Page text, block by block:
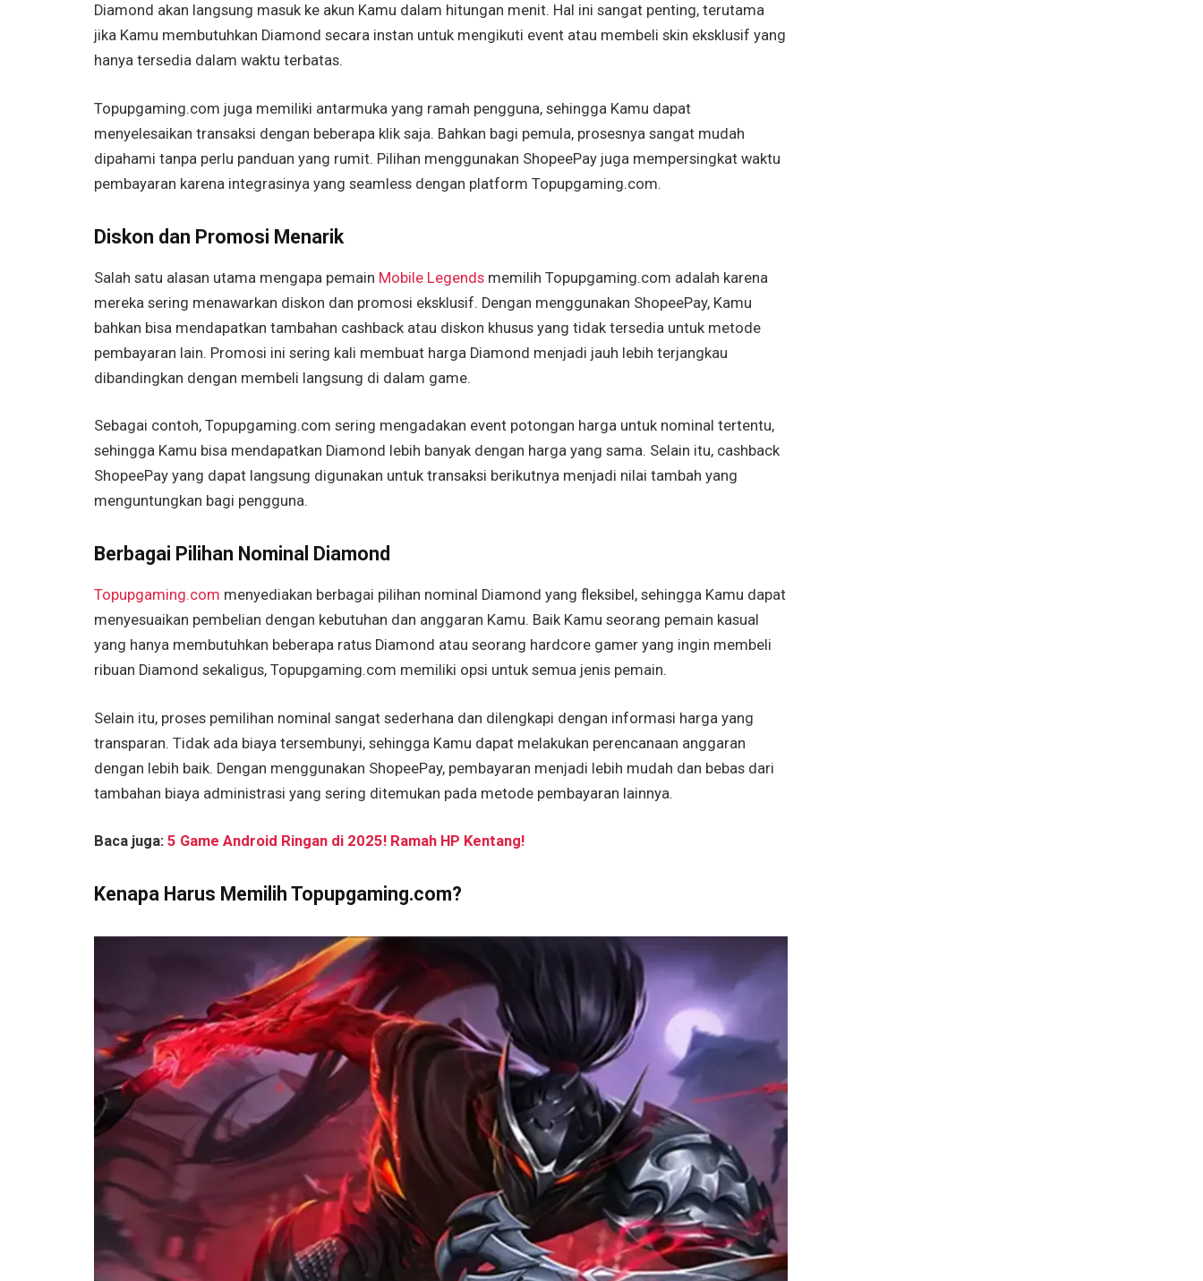
Diamond akan langsung masuk ke akun Kamu dalam hitungan menit. Hal ini sangat penting, terutama
jika Kamu membutuhkan Diamond secara instan untuk mengikuti event atau membeli skin eksklusif yang
hanya tersedia dalam waktu terbatas.
Topupgaming.com juga memiliki antarmuka yang ramah pengguna, sehingga Kamu dapat
menyelesaikan transaksi dengan beberapa klik saja. Bahkan bagi pemula, prosesnya sangat mudah
dipahami tanpa perlu panduan yang rumit. Pilihan menggunakan ShopeePay juga mempersingkat waktu
pembayaran karena integrasinya yang seamless dengan platform Topupgaming.com.
Diskon dan Promosi Menarik
Salah satu alasan utama mengapa pemain Mobile Legends memilih Topupgaming.com adalah karena
mereka sering menawarkan diskon dan promosi eksklusif. Dengan menggunakan ShopeePay, Kamu
bahkan bisa mendapatkan tambahan cashback atau diskon khusus yang tidak tersedia untuk metode
pembayaran lain. Promosi ini sering kali membuat harga Diamond menjadi jauh lebih terjangkau
dibandingkan dengan membeli langsung di dalam game.
Sebagai contoh, Topupgaming.com sering mengadakan event potongan harga untuk nominal tertentu,
sehingga Kamu bisa mendapatkan Diamond lebih banyak dengan harga yang sama. Selain itu, cashback
ShopeePay yang dapat langsung digunakan untuk transaksi berikutnya menjadi nilai tambah yang
menguntungkan bagi pengguna.
Berbagai Pilihan Nominal Diamond
Topupgaming.com menyediakan berbagai pilihan nominal Diamond yang fleksibel, sehingga Kamu dapat
menyesuaikan pembelian dengan kebutuhan dan anggaran Kamu. Baik Kamu seorang pemain kasual
yang hanya membutuhkan beberapa ratus Diamond atau seorang hardcore gamer yang ingin membeli
ribuan Diamond sekaligus, Topupgaming.com memiliki opsi untuk semua jenis pemain.
Selain itu, proses pemilihan nominal sangat sederhana dan dilengkapi dengan informasi harga yang
transparan. Tidak ada biaya tersembunyi, sehingga Kamu dapat melakukan perencanaan anggaran
dengan lebih baik. Dengan menggunakan ShopeePay, pembayaran menjadi lebih mudah dan bebas dari
tambahan biaya administrasi yang sering ditemukan pada metode pembayaran lainnya.
Baca juga:5 Game Android Ringan di 2025! Ramah HP Kentang!
Kenapa Harus Memilih Topupgaming.com?